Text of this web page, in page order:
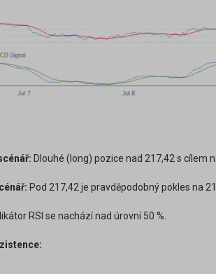
Dlouhé (long) pozice nad 217,42 s cílem
Pod 217,42 je pravděpodobný pokles na
RSI se nachází nad úrovní 50 %.